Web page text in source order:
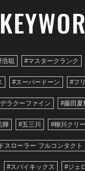
浩聡 #マスタークランク
#スーパードーン #フ
ラクーファイン #藤田夏
輝 #五三川 #柳川クリ
スローラー フルコンタクト
#スパイキックス #ジェ